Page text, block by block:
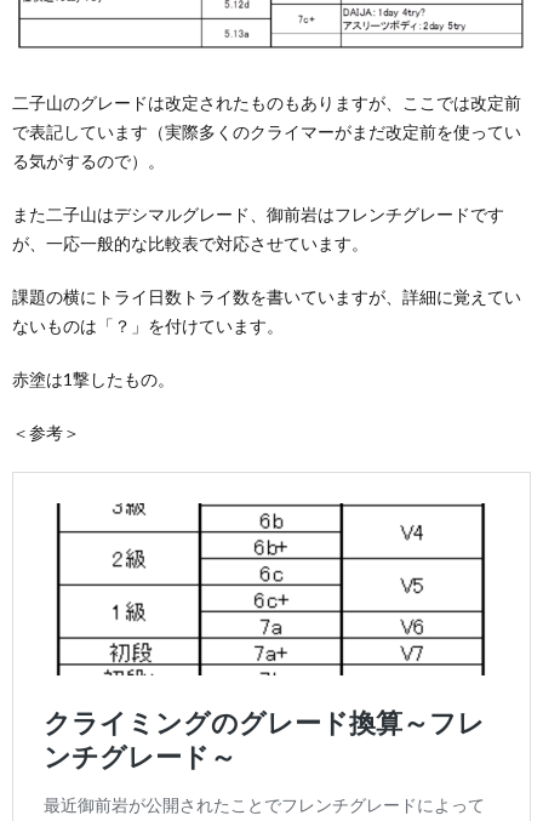
二子山のグレードは改定されたものもありますが、ここでは改定前
で表記しています（実際多くのクライマーがまだ改定前を使ってい
る気がするので）。
また二子山はデシマルグレード、御前岩はフレンチグレードです
が、一応一般的な比較表で対応させています。
課題の横にトライ日数トライ数を書いていますが、詳細に覚えてい
ないものは「？」を付けています。
赤塗は1撃したもの。
＜参考＞